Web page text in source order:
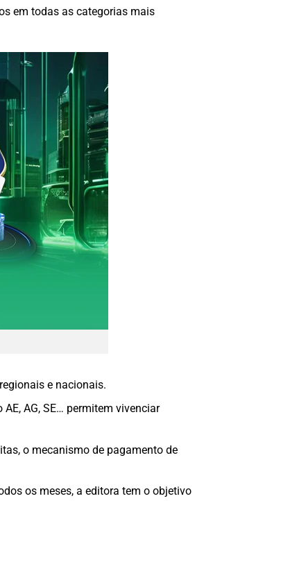
em todas as categorias mais
e nacionais.
AG, SE… permitem vivenciar
o mecanismo de pagamento de
os meses, a editora tem o objetivo